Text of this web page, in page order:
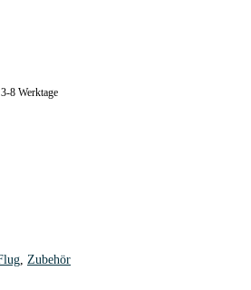
8 Werktage
Zubehör